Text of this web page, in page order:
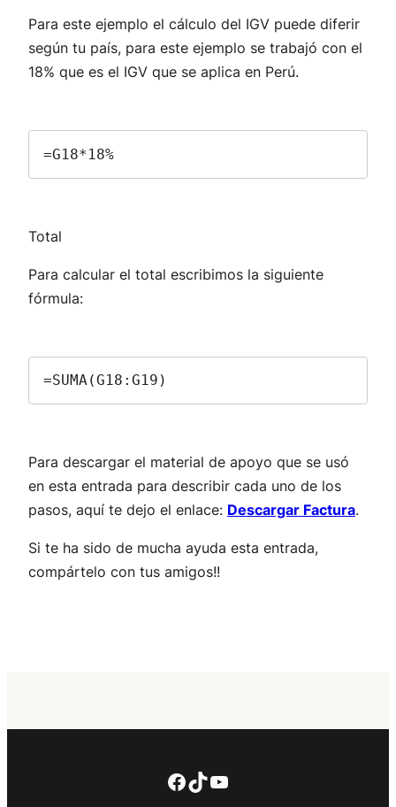
Para este ejemplo el cálculo del IGV puede diferir
según tu país, para este ejemplo se trabajó con el
18% que es el IGV que se aplica en Perú.
=G18*18%
Total
Para calcular el total escribimos la siguiente
fórmula:
=SUMA(G18:G19)
Para descargar el material de apoyo que se usó
en esta entrada para describir cada uno de los
pasos, aquí te dejo el enlace: Descargar Factura.
Si te ha sido de mucha ayuda esta entrada,
compártelo con tus amigos!!
Facebook
TikTok
YouTube